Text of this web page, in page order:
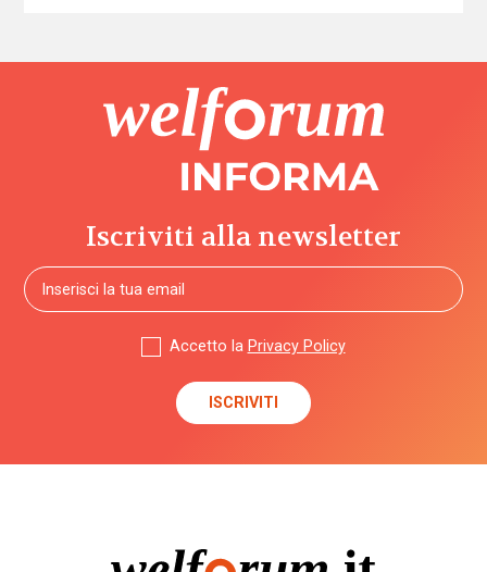
Iscriviti alla newsletter
Accetto la Privacy Policy